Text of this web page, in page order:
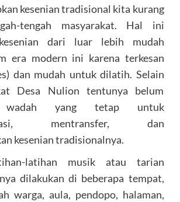
kesenian tradisional kita kurang
tengah masyarakat. Hal ini
dari luar lebih mudah
era modern ini karena terkesan
dan mudah untuk dilatih. Selain
Desa Nulion tentunya belum
wadah yang tetap untuk
mentransfer, dan
kesenian tradisionalnya.
latihan musik atau tarian
dilakukan di beberapa tempat,
warga, aula, pendopo, halaman,